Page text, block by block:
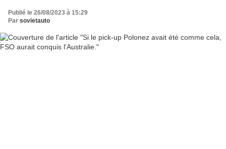
Publié le 26/08/2023 à 15:29
Par sovietauto